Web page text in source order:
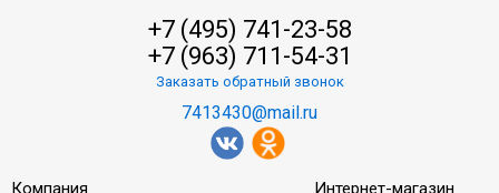
+7 (495) 741-23-58
+7 (963) 711-54-31
Заказать обратный звонок
7413430@mail.ru
Компания Интернет-магазин